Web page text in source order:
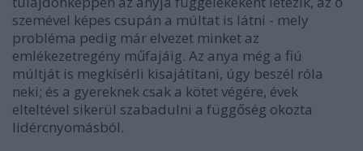
szemével képes csupán a múltat is látni - mely
probléma pedig már elvezet minket az
emlékezetregény műfajáig. Az anya még a fiú
múltját is megkísérli kisajátítani, úgy beszél róla
neki; és a gyereknek csak a kötet végére, évek
elteltével sikerül szabadulni a függőség okozta
lidércnyomásból.